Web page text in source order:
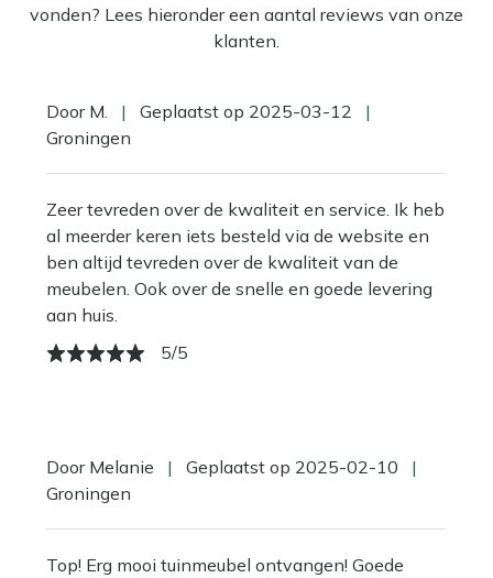
vonden? Lees hieronder een aantal reviews van onze
klanten.
Door M. | Geplaatst op 2025-03-12
|
Groningen
Zeer tevreden over de kwaliteit en service. Ik heb
al meerder keren iets besteld via de website en
ben altijd tevreden over de kwaliteit van de
meubelen. Ook over de snelle en goede levering
aan huis.
5/5
Door Melanie | Geplaatst op 2025-02-10
|
Groningen
Top! Erg mooi tuinmeubel ontvangen! Goede